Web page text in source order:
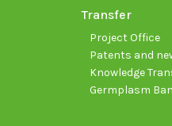
Transfer
Project Office
Patents and
Knowledge
Germplasm